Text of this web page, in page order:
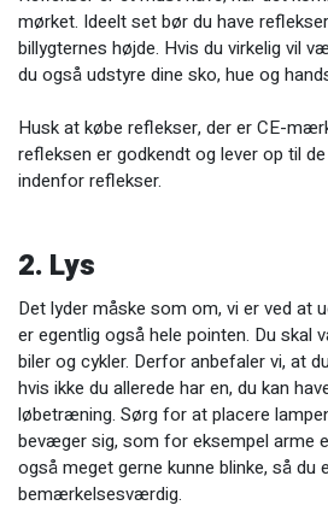
mørket. Ideelt set bør du have
billygternes højde. Hvis du virkelig vil
du også udstyre dine sko, hue og
Husk at købe reflekser, der er CE-
refleksen er godkendt og lever op til
indenfor reflekser.
2. Lys
Det lyder måske som om, vi er ved at
er egentlig også hele pointen. Du skal
biler og cykler. Derfor anbefaler vi, at
hvis ikke du allerede har en, du kan
løbetræning. Sørg for at placere
bevæger sig, som for eksempel arme
også meget gerne kunne blinke, så du
bemærkelsesværdig.